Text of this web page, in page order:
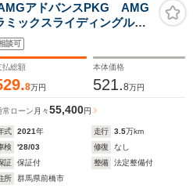
アドバンスPKG AMG
ックスライディングルー
正ナビ 全方位カメラ
ダー LEDヘッドライト
談可
払総額
8万円
本体価格
521.8万円
常ローン 月々55,400円
式 2021年 走行 3.5万km
検
'28/03 修復
なし
証
保証付 整備
法定整備付
所
群馬県前橋市